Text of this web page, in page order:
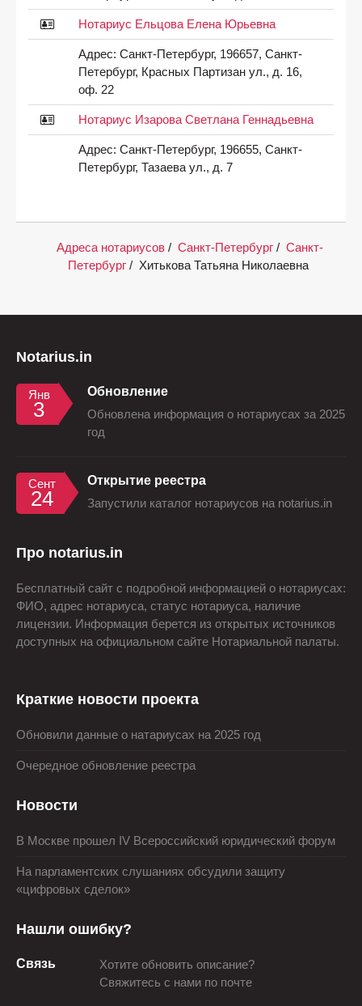
Нотариус Ельцова Елена Юрьевна
Адрес: Санкт-Петербург, 196657, Санкт-
Петербург, Красных Партизан ул., д. 16,
оф. 22
Нотариус Изарова Светлана Геннадьевна
Адрес: Санкт-Петербург, 196655, Санкт-
Петербург, Тазаева ул., д. 7
Адреса нотариусов / Санкт-Петербург / Санкт-
Петербург / Хитькова Татьяна Николаевна
Notarius.in
Янв
3
Обновление
Обновлена информация о нотариусах за 2025
год
Сент
24
Открытие реестра
Запустили каталог нотариусов на notarius.in
Про notarius.in
Бесплатный сайт с подробной информацией о нотариусах:
ФИО, адрес нотариуса, статус нотариуса, наличие
лицензии. Информация берется из открытых источников
доступных на официальном сайте Нотариальной палаты.
Краткие новости проекта
Обновили данные о натариусах на 2025 год
Очередное обновление реестра
Новости
В Москве прошел IV Всероссийский юридический форум
На парламентских слушаниях обсудили защиту
«цифровых сделок»
Нашли ошибку?
Связь
Хотите обновить описание?
Свяжитесь с нами по почте